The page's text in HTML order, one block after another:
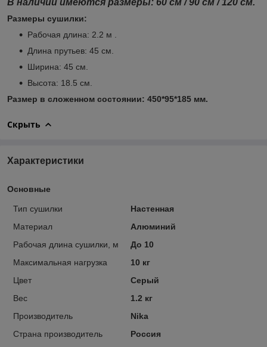
Размеры сушилки:
Рабочая длина: 2.2 м .
Длина прутьев: 45 см.
Ширина: 45 см.
Высота: 18.5 см.
Размер в сложенном состоянии: 450*95*185 мм.
Скрыть
Характеристики
Основные
Тип сушилки
Настенная
Материал
Алюминий
Рабочая длина сушилки, м
До 10
Максимальная нагрузка
10 кг
Цвет
Серый
Вес
1.2 кг
Производитель
Nika
Страна производитель
Россия